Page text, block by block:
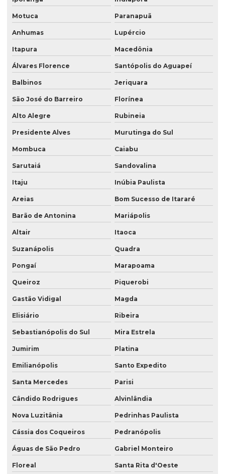
Motuca Paranapuã
Anhumas Lupércio
Itapura Macedônia
Álvares Florence Santópolis do Aguapeí
Balbinos Jeriquara
São José do Barreiro Florínea
Alto Alegre Rubineia
Presidente Alves Murutinga do Sul
Mombuca Caiabu
Sarutaiá Sandovalina
Itaju Inúbia Paulista
Areias Bom Sucesso de Itararé
Barão de Antonina Mariápolis
Altair Itaoca
Suzanápolis Quadra
Pongaí Marapoama
Queiroz Piquerobi
Gastão Vidigal Magda
Elisiário Ribeira
Sebastianópolis do Sul Mira Estrela
Jumirim Platina
Emilianópolis Santo Expedito
Santa Mercedes Parisi
Cândido Rodrigues Alvinlândia
Nova Luzitânia Pedrinhas Paulista
Cássia dos Coqueiros Pedranópolis
Águas de São Pedro Gabriel Monteiro
Floreal Santa Rita d'Oeste